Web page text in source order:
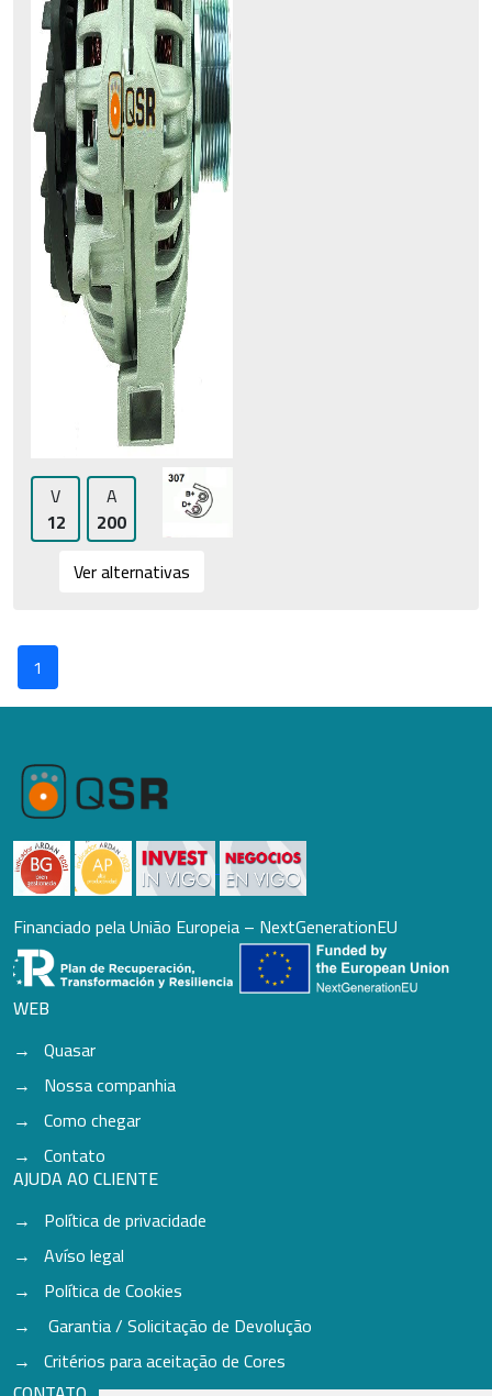
V
12
A
200
Ver alternativas
1
Financiado pela União Europeia – NextGenerationEU
WEB
Quasar
Nossa companhia
Como chegar
Contato
AJUDA AO CLIENTE
Política de privacidade
Avíso legal
Política de Cookies
Garantia / Solicitação de Devolução
Critérios para aceitação de Cores